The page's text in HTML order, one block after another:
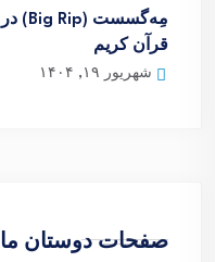
مِه‌گسست (Big Rip) در
قرآن کریم
شهریور ۱۹, ۱۴۰۴
صفحات دوستان ما